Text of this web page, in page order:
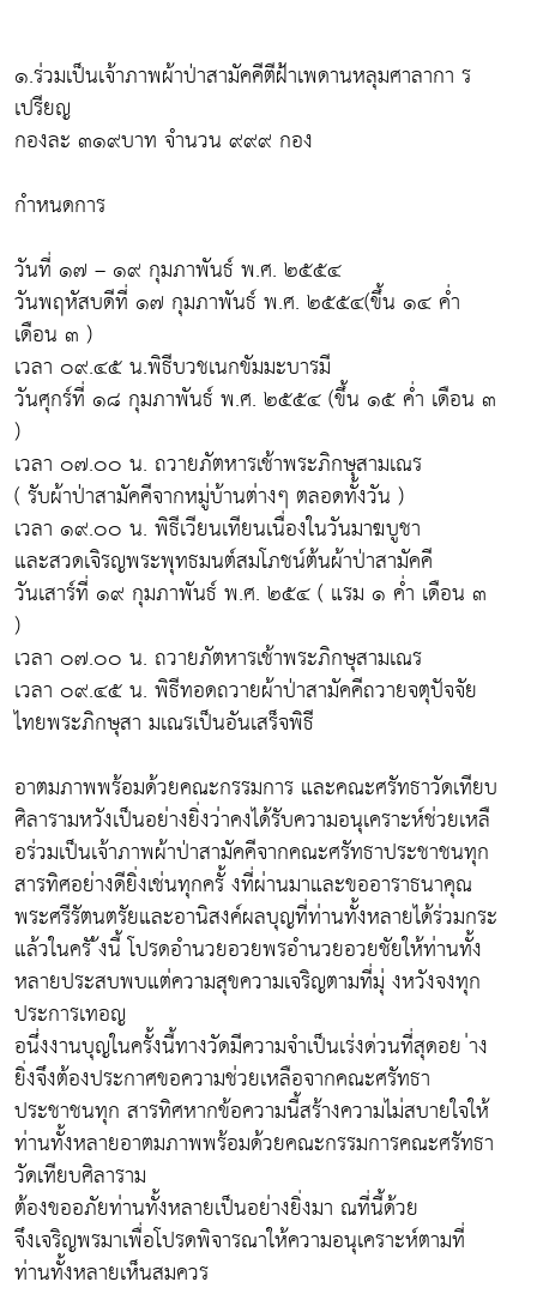
๑.ร่วมเป็นเจ้าภาพผ้าป่าสามัคคีตีฝ้าเพดานหลุมศาลากา ร
เปรียญ
กองละ ๓๑๙บาท จำนวน ๙๙๙ กอง
กำหนดการ
วันที่ ๑๗ – ๑๙ กุมภาพันธ์ พ.ศ. ๒๕๕๔
วันพฤหัสบดีที่ ๑๗ กุมภาพันธ์ พ.ศ. ๒๕๕๔(ขึ้น ๑๔ ค่ำ
เดือน ๓ )
เวลา ๐๙.๔๕ น.พิธีบวชเนกขัมมะบารมี
วันศุกร์ที่ ๑๘ กุมภาพันธ์ พ.ศ. ๒๕๕๔ (ขึ้น ๑๕ ค่ำ เดือน ๓
)
เวลา ๐๗.๐๐ น. ถวายภัตหารเช้าพระภิกษุสามเณร
( รับผ้าป่าสามัคคีจากหมู่บ้านต่างๆ ตลอดทั้งวัน )
เวลา ๑๙.๐๐ น. พิธีเวียนเทียนเนื่องในวันมาฆบูชา
และสวดเจิรญพระพุทธมนต์สมโภชน์ต้นผ้าป่าสามัคคี
วันเสาร์ที่ ๑๙ กุมภาพันธ์ พ.ศ. ๒๕๔ ( แรม ๑ ค่ำ เดือน ๓
)
เวลา ๐๗.๐๐ น. ถวายภัตหารเช้าพระภิกษุสามเณร
เวลา ๐๙.๔๕ น. พิธีทอดถวายผ้าป่าสามัคคีถวายจตุปัจจัย
ไทยพระภิกษุสา มเณรเป็นอันเสร็จพิธี
อาตมภาพพร้อมด้วยคณะกรรมการ และคณะศรัทธาวัดเทียบ
ศิลารามหวังเป็นอย่างยิ่งว่าคงได้รับความอนุเคราะห์ช่วยเหลื
อร่วมเป็นเจ้าภาพผ้าป่าสามัคคีจากคณะศรัทธาประชาชนทุก
สารทิศอย่างดียิ่งเช่นทุกครั้ งที่ผ่านมาและขออาราธนาคุณ
พระศรีรัตนตรัยและอานิสงค์ผลบุญที่ท่านทั้งหลายได้ร่วมกระ
แล้วในครั ้งนี้ โปรดอำนวยอวยพรอำนวยอวยชัยให้ท่านทั้ง
หลายประสบพบแต่ความสุขความเจริญตามที่มุ่ งหวังจงทุก
ประการเทอญ
อนึ่งงานบุญในครั้งนี้ทางวัดมีความจำเป็นเร่งด่วนที่สุดอย ่าง
ยิ่งจึงต้องประกาศขอความช่วยเหลือจากคณะศรัทธา
ประชาชนทุก สารทิศหากข้อความนี้สร้างความไม่สบายใจให้
ท่านทั้งหลายอาตมภาพพร้อมด้วยคณะกรรมการคณะศรัทธา
วัดเทียบศิลาราม
ต้องขออภัยท่านทั้งหลายเป็นอย่างยิ่งมา ณที่นี้ด้วย
จึงเจริญพรมาเพื่อโปรดพิจารณาให้ความอนุเคราะห์ตามที่
ท่านทั้งหลายเห็นสมควร